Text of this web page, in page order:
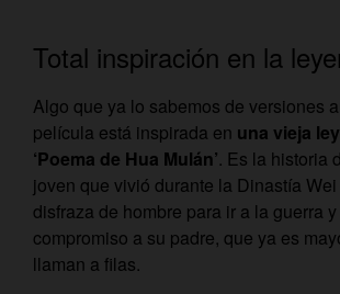
Total inspiración en la
Algo que ya lo sabemos de versiones
película está inspirada en una vieja
‘Poema de Hua Mulán’. Es la historia
joven que vivió durante la Dinastía
disfraza de hombre para ir a la guerra
compromiso a su padre, que ya es
llaman a filas.